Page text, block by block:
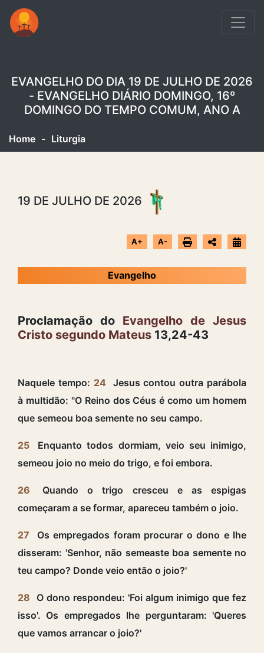
EVANGELHO DO DIA 19 DE JULHO DE 2026
- EVANGELHO DIÁRIO DOMINGO, 16º
DOMINGO DO TEMPO COMUM, ANO A
Home - Liturgia
19 DE JULHO DE 2026
A+ A-
Evangelho
Proclamação do Evangelho de Jesus
Cristo segundo Mateus 13,24-43
Naquele tempo: 24
Jesus contou outra parábola
à multidão: "O Reino dos Céus é como um homem
que semeou boa semente no seu campo.
25
Enquanto todos dormiam, veio seu inimigo,
semeou joio no meio do trigo, e foi embora.
26
Quando o trigo cresceu e as espigas
começaram a se formar, apareceu também o joio.
27
Os empregados foram procurar o dono e lhe
disseram: 'Senhor, não semeaste boa semente no
teu campo? Donde veio então o joio?'
28
O dono respondeu: 'Foi algum inimigo que fez
isso'. Os empregados lhe perguntaram: 'Queres
que vamos arrancar o joio?'